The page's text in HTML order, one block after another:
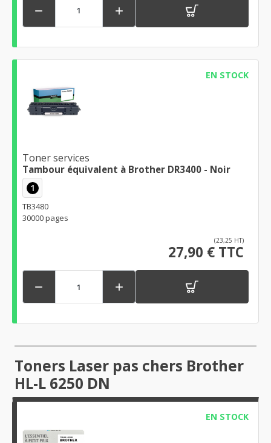
 
EN STOCK
Toner services
Tambour équivalent à Brother DR3400 - Noir
1
TB3480
30000 pages
(23,25 HT)
27,90 € TTC
 
Toners Laser pas chers Brother
HL-L 6250 DN
EN STOCK